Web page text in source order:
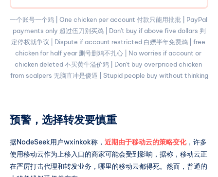
pending,Low price vps
一个账号一个鸡 | One chicken per account 付款只能用批批 | PayPal
payments only 超过伍刀别买鸡 | Don't buy if above five dollars 判
定停权就争议 | Dispute if account restricted 白嫖半年免费鸡 | free
chicken for half year 删号删鸡不扎心 | No worries if account or
chicken deleted 不买黄牛溢价鸡 | Don't buy overpriced chicken
from scalpers 无脑直冲是傻逼 | Stupid people buy without thinking
预警，选择转发要慎重
据NodeSeek用户wxinkok称， 近期由于移动云的策略变化，许多
使用移动云作为上移入口的商家可能会受到影响，据称，移动云正
在严厉打击代理和转发业务，哪里的移动云都得死。然而，普通的